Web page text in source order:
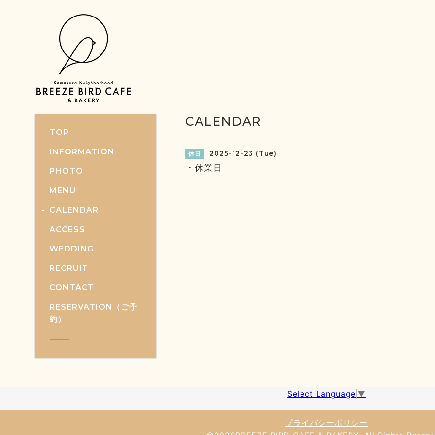
TOP
INFORMATION
PHOTO
MENU
CALENDAR
ACCESS
WEDDING
RECRUIT
CONTACT
RESERVATION（ご予
約）
CALENDAR
休日 2025-12-23 (Tue)
・休業日
Select Language ▼
プライバシーポリシー